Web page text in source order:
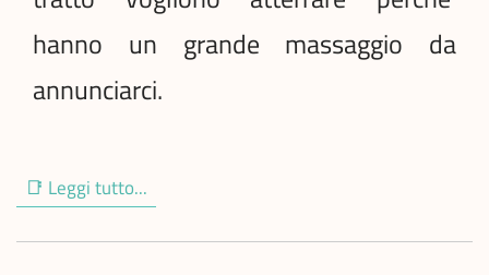
hanno un grande massaggio da
annunciarci.
📑 Leggi tutto...